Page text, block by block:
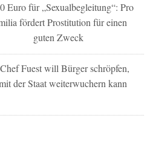
Euro für „Sexualbegleitung“: Pro
fördert Prostitution für einen
guten Zweck
Fuest will Bürger schröpfen,
der Staat weiterwuchern kann